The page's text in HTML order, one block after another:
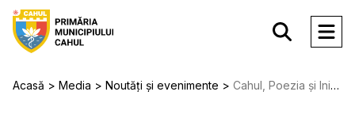
Acasă Media Noutăți și evenimente Cahul, Poezia și Inima: O zi deosebita cu Traian Vasilcău